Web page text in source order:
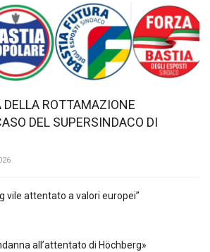
DELLA ROTTAMAZIONE
DEL SUPERSINDACO DI
vile attentato a valori europei”
all’attentato di Höchberg»